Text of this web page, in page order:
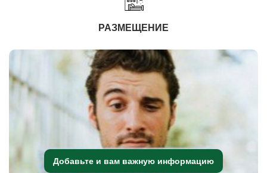
РАЗМЕЩЕНИЕ
Добавьте и вам важную информацию